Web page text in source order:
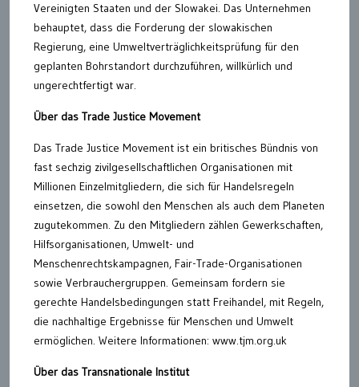
Vereinigten Staaten und der Slowakei. Das Unternehmen
behauptet, dass die Forderung der slowakischen
Regierung, eine Umweltverträglichkeitsprüfung für den
geplanten Bohrstandort durchzuführen, willkürlich und
ungerechtfertigt war.
Über das Trade Justice Movement
Das Trade Justice Movement ist ein britisches Bündnis von
fast sechzig zivilgesellschaftlichen Organisationen mit
Millionen Einzelmitgliedern, die sich für Handelsregeln
einsetzen, die sowohl den Menschen als auch dem Planeten
zugutekommen. Zu den Mitgliedern zählen Gewerkschaften,
Hilfsorganisationen, Umwelt- und
Menschenrechtskampagnen, Fair-Trade-Organisationen
sowie Verbrauchergruppen. Gemeinsam fordern sie
gerechte Handelsbedingungen statt Freihandel, mit Regeln,
die nachhaltige Ergebnisse für Menschen und Umwelt
ermöglichen. Weitere Informationen: www.tjm.org.uk
Über das Transnationale Institut